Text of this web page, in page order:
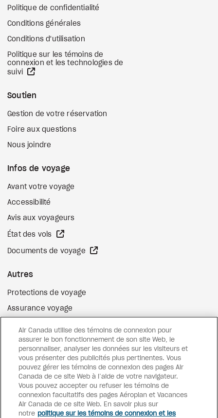
Politique de confidentialité
Conditions générales
Conditions d'utilisation
Politique sur les témoins de
connexion et les technologies de
suivi
Soutien
Gestion de votre réservation
Foire aux questions
Nous joindre
Infos de voyage
Avant votre voyage
Accessibilité
Avis aux voyageurs
État des vols
Documents de voyage
Autres
Protections de voyage
Assurance voyage
Surclassement de vol
Cartes-cadeaux Site Web externe
FacebookInstagram
Pinterest
©2026Vacances Air Canada
Air Canada utilise des témoins de connexion pour
assurer le bon fonctionnement de son site Web, le
personnaliser, analyser les données sur les visiteurs et
vous présenter des publicités plus pertinentes. Vous
pouvez gérer les témoins de connexion des pages Air
Canada de ce site Web à l’aide de votre navigateur.
Vous pouvez accepter ou refuser les témoins de
connexion facultatifs des pages Aéroplan et Vacances
Air Canada de ce site Web. En savoir plus sur
notre politique sur les témoins de connexion et les